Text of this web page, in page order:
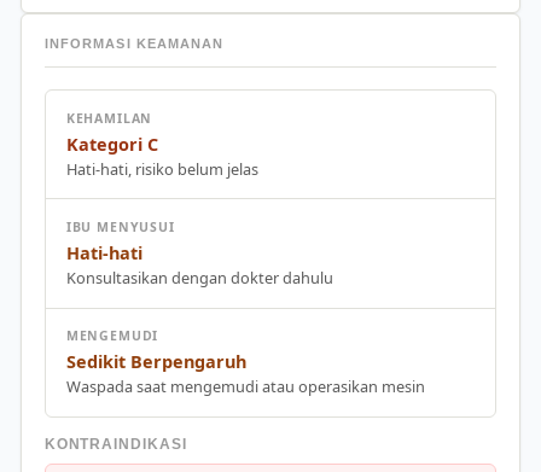
INFORMASI KEAMANAN
KEHAMILAN
Kategori C
Hati-hati, risiko belum jelas
IBU MENYUSUI
Hati-hati
Konsultasikan dengan dokter dahulu
MENGEMUDI
Sedikit Berpengaruh
Waspada saat mengemudi atau operasikan mesin
KONTRAINDIKASI